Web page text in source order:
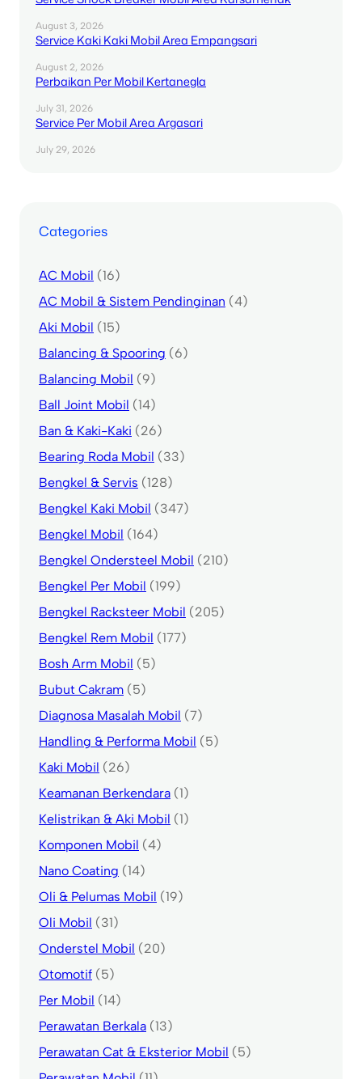
August 3, 2026
Service Kaki Kaki Mobil Area Empangsari
August 2, 2026
Perbaikan Per Mobil Kertanegla
July 31, 2026
Service Per Mobil Area Argasari
July 29, 2026
Categories
AC Mobil (16)
AC Mobil & Sistem Pendinginan (4)
Aki Mobil (15)
Balancing & Spooring (6)
Balancing Mobil (9)
Ball Joint Mobil (14)
Ban & Kaki-Kaki (26)
Bearing Roda Mobil (33)
Bengkel & Servis (128)
Bengkel Kaki Mobil (347)
Bengkel Mobil (164)
Bengkel Ondersteel Mobil (210)
Bengkel Per Mobil (199)
Bengkel Racksteer Mobil (205)
Bengkel Rem Mobil (177)
Bosh Arm Mobil (5)
Bubut Cakram (5)
Diagnosa Masalah Mobil (7)
Handling & Performa Mobil (5)
Kaki Mobil (26)
Keamanan Berkendara (1)
Kelistrikan & Aki Mobil (1)
Komponen Mobil (4)
Nano Coating (14)
Oli & Pelumas Mobil (19)
Oli Mobil (31)
Onderstel Mobil (20)
Otomotif (5)
Per Mobil (14)
Perawatan Berkala (13)
Perawatan Cat & Eksterior Mobil (5)